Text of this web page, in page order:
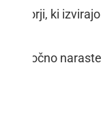
ki
in močno